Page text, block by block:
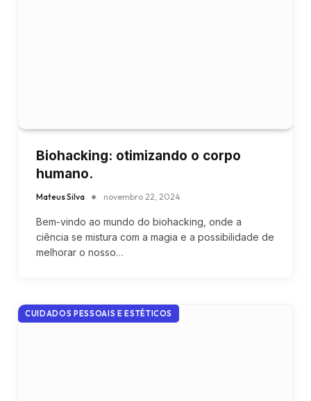
Biohacking: otimizando o corpo
humano.
Mateus Silva novembro 22, 2024
Bem-vindo ao mundo do biohacking, onde a
ciência se mistura com a magia e a possibilidade de
melhorar o nosso…
CUIDADOS PESSOAIS E ESTÉTICOS